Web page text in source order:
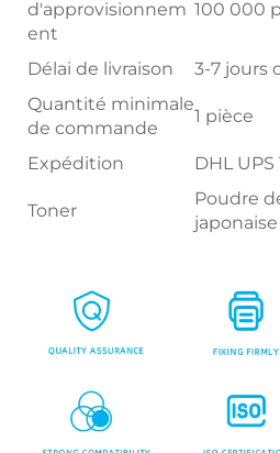
d'approvisionnem
ent
100 000
Délai de livraison
3-7 jours
Quantité minimale
de commande
1 pièce
Expédition DHL UPS
Toner
Poudre
japonaise